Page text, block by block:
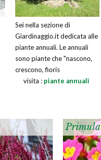
Sei nella sezione di
Giardinaggio.it dedicata alle
piante annuali. Le annuali
sono piante che "nascono,
crescono, fioris
visita : piante annuali
Primula